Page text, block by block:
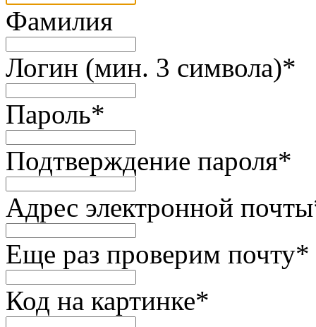
Фамилия
Логин (мин. 3 символа)*
Пароль*
Подтверждение пароля*
Адрес электронной почты
Еще раз проверим почту*
Код на картинке*